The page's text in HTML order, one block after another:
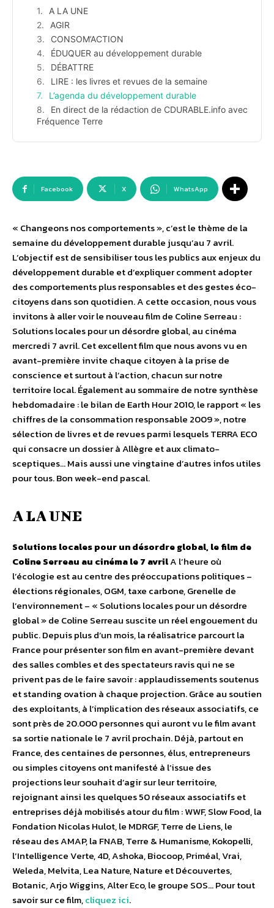
A LA UNE
AGIR
CONSOM’ACTION
ÉDUQUER au développement durable
DÉBATTRE
LIRE : les livres et revues de la semaine
L’agenda du développement durable
En direct de la rédaction de CDURABLE.info avec
Fréquence Terre
Facebook X WhatsApp
« Changeons nos comportements », c’est le thème de la
semaine du développement durable jusqu’au 7 avril.
L’objectif est de sensibiliser tous les publics aux enjeux du
développement durable et d’expliquer comment adopter
des comportements plus responsables et des gestes éco-
citoyens dans son quotidien. A cette occasion, nous vous
invitons à aller voir le nouveau film de Coline Serreau :
Solutions locales pour un désordre global, au cinéma
mercredi 7 avril. Cet excellent film que nous avons vu en
avant-première invite chaque citoyen à la prise de
conscience et surtout à l’action, chacun sur notre
territoire local. Également au sommaire de notre synthèse
hebdomadaire : le bilan de Earth Hour 2010, le rapport « les
chiffres de la consommation responsable 2009 », notre
sélection de livres et de revues parmi lesquels TERRA ECO
qui consacre un dossier à Allègre et aux climato-
sceptiques… Mais aussi une vingtaine d’autres infos utiles
pour tous. Bon week-end pascal.
A LA UNE
Solutions locales pour un désordre global, le film de
Coline Serreau au cinéma le 7 avrilA l’heure où
l’écologie est au centre des préoccupations politiques –
élections régionales, OGM, taxe carbone, Grenelle de
l’environnement – « Solutions locales pour un désordre
global » de Coline Serreau suscite un réel engouement du
public. Depuis plus d’un mois, la réalisatrice parcourt la
France pour présenter son film en avant-première devant
des salles combles et des spectateurs ravis qui ne se
privent pas de le faire savoir : applaudissements soutenus
et standing ovation à chaque projection. Grâce au soutien
des exploitants, à l’implication des réseaux associatifs, ce
sont près de 20.000 personnes qui auront vu le film avant
sa sortie nationale le 7 avril prochain. Déjà, partout en
France, des centaines de personnes, élus, entrepreneurs
ou simples citoyens ont manifesté à l’issue des
projections leur souhait d’agir sur leur territoire,
rejoignant ainsi les quelques 50 réseaux associatifs et
entreprises déjà mobilisés atour du film : WWF, Slow Food, la
Fondation Nicolas Hulot, le MDRGF, Terre de Liens, le
réseau des AMAP, la FNAB, Terre & Humanisme, Kokopelli,
l’Intelligence Verte, 4D, Ashoka, Biocoop, Priméal, Vrai,
Weleda, Melvita, Lea Nature, Nature et Découvertes,
Botanic, Arjo Wiggins, Alter Eco, le groupe SOS… Pour tout
savoir sur ce film,cliquez ici.